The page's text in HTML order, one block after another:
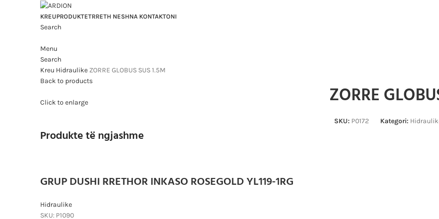
KREUPRODUKTETRRETH NESHNA KONTAKTONI
Search
Menu
Search
Kreu Hidraulike ZORRE GLOBUS SUS 1.5M
Back to products
Click to enlarge ZORRE
SKU: P0172 Kategori:
Produkte të ngjashme
GRUP DUSHI RRETHOR INKASO ROSEGOLD YL119-1RG
Hidraulike
SKU: P1090